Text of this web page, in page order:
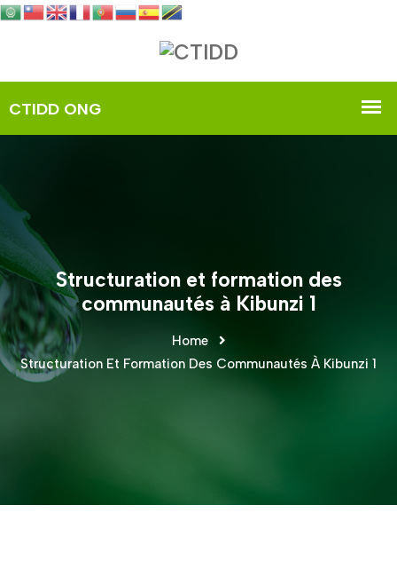
Structuration et formation des
communautés à Kibunzi 1
Home
Structuration Et Formation Des Communautés À Kibunzi 1